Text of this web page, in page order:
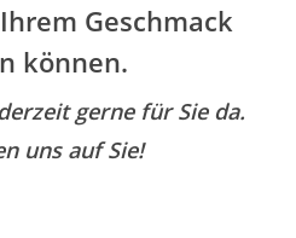
Geschmack
können.
gerne für Sie da.
uns auf Sie!